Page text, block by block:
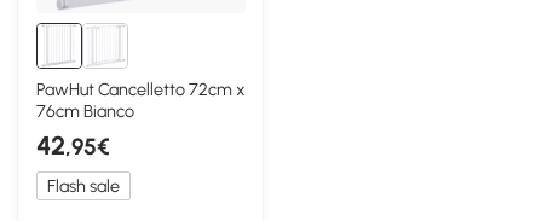
PawHut Cancelletto 72cm x
76cm Bianco
42,95€
Flash sale